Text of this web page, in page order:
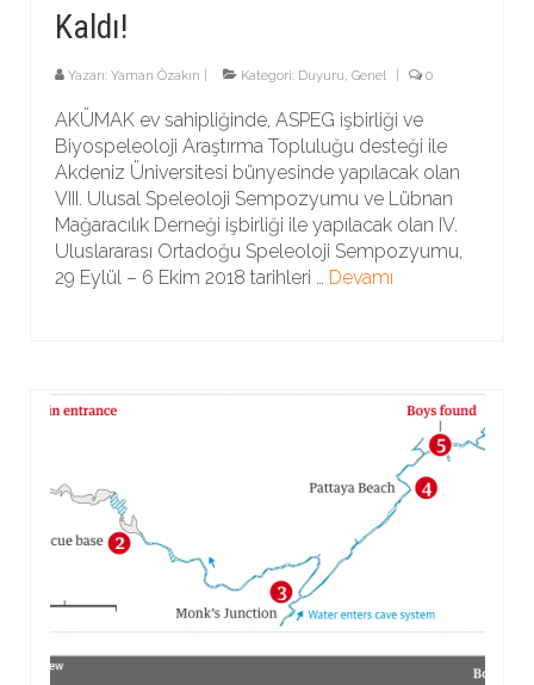
Kaldı!
Yazarı: Yaman Özakın Kategori: Duyuru, Genel 0
AKÜMAK ev sahipliğinde, ASPEG işbirliği ve
Biyospeleoloji Araştırma Topluluğu desteği ile
Akdeniz Üniversitesi bünyesinde yapılacak olan
VIII. Ulusal Speleoloji Sempozyumu ve Lübnan
Mağaracılık Derneği işbirliği ile yapılacak olan IV.
Uluslararası Ortadoğu Speleoloji Sempozyumu,
29 Eylül – 6 Ekim 2018 tarihleri … Devamı